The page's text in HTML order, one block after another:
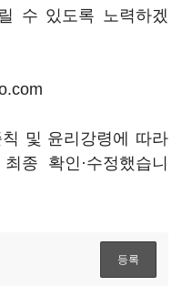
수 있도록 노력하겠
및 윤리강령에 따라
종 확인·수정했습니